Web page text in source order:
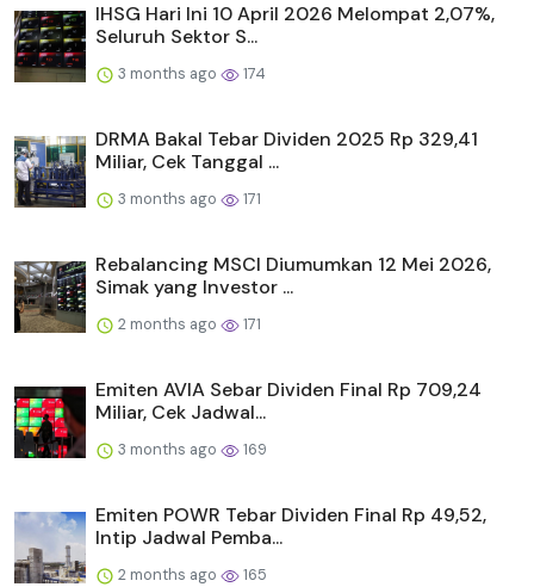
IHSG Hari Ini 10 April 2026 Melompat 2,07%,
Seluruh Sektor S...
3 months ago 174
DRMA Bakal Tebar Dividen 2025 Rp 329,41
Miliar, Cek Tanggal ...
3 months ago 171
Rebalancing MSCI Diumumkan 12 Mei 2026,
Simak yang Investor ...
2 months ago 171
Emiten AVIA Sebar Dividen Final Rp 709,24
Miliar, Cek Jadwal...
3 months ago 169
Emiten POWR Tebar Dividen Final Rp 49,52,
Intip Jadwal Pemba...
2 months ago 165